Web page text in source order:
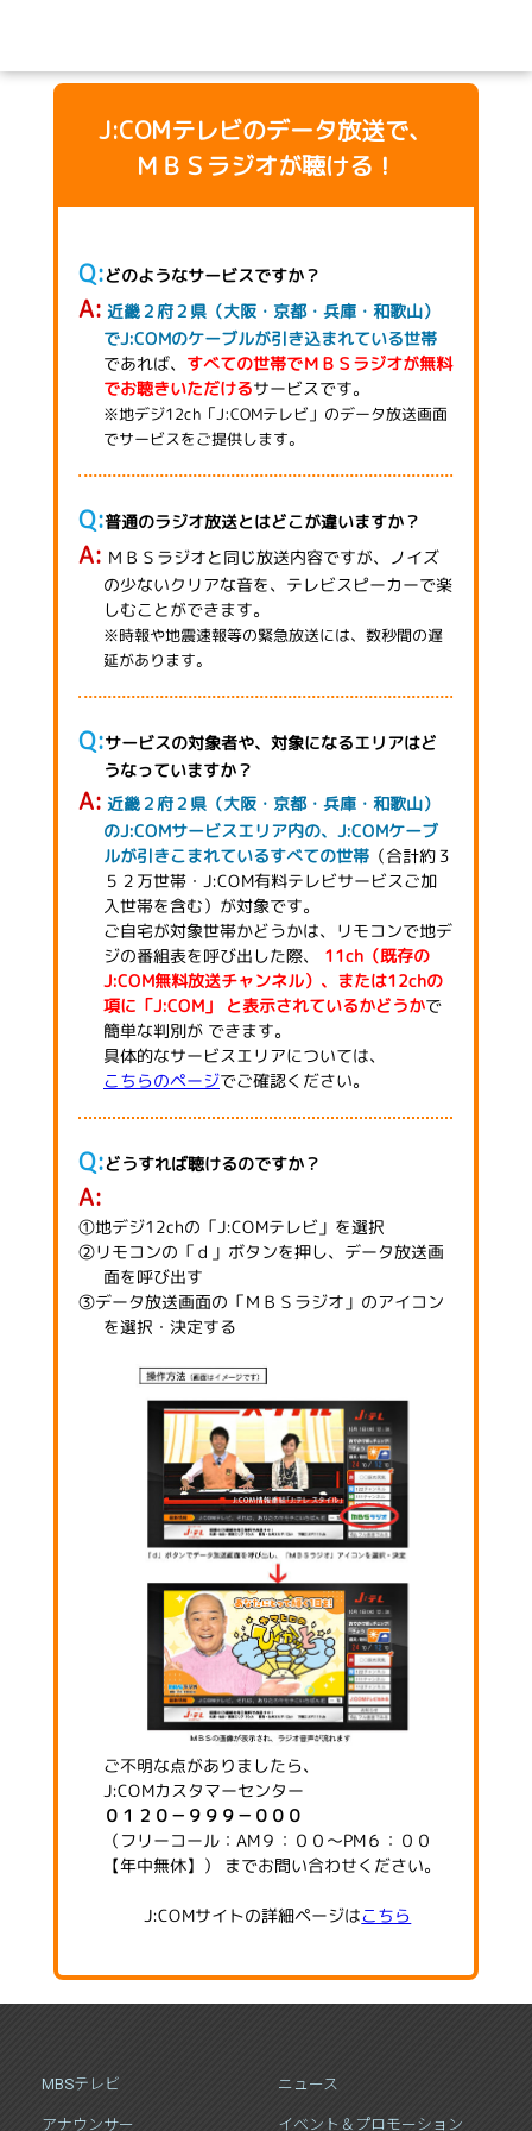
J:COMテレビのデータ放送で、
ＭＢＳラジオが聴ける！
どのようなサービスですか？
近畿２府２県（大阪・京都・兵庫・和歌山）
でJ:COMのケーブルが引き込まれている世帯
であれば、 すべての世帯でＭＢＳラジオが無料
でお聴きいただけるサービスです。
※地デジ12ch「J:COMテレビ」のデータ放送画面
でサービスをご提供します。
普通のラジオ放送とはどこが違いますか？
ＭＢＳラジオと同じ放送内容ですが、ノイズ
の少ないクリアな音を、テレビスピーカーで楽
しむことができます。
※時報や地震速報等の緊急放送には、数秒間の遅
延があります。
サービスの対象者や、対象になるエリアはど
うなっていますか？
近畿２府２県（大阪・京都・兵庫・和歌山）
のJ:COMサービスエリア内の、J:COMケーブ
ルが引きこまれているすべての世帯 （合計約３
５２万世帯・J:COM有料テレビサービスご加
入世帯を含む）が対象です。
ご自宅が対象世帯かどうかは、リモコンで地デ
ジの番組表を呼び出した際、 11ch（既存の
J:COM無料放送チャンネル）、または12chの
項に「J:COM」 と表示されているかどうかで
簡単な判別が できます。
具体的なサービスエリアについては、
こちらのページでご確認ください。
どうすれば聴けるのですか？
①地デジ12chの「J:COMテレビ」を選択
②リモコンの「ｄ」ボタンを押し、データ放送画
面を呼び出す
③データ放送画面の「ＭＢＳラジオ」のアイコン
を選択・決定する
ご不明な点がありましたら、
J:COMカスタマーセンター
０１２０－９９９－０００
（フリーコール：AM９：００～PM６：００
【年中無休】） までお問い合わせください。
J:COMサイトの詳細ページはこちら
MBSテレビ ニュース
アナウンサー イベント＆プロモーション